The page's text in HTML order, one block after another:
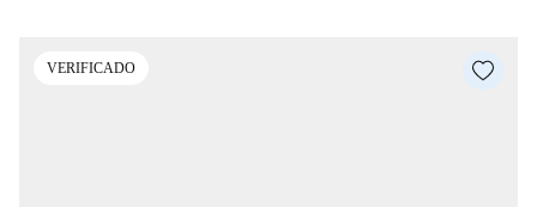
VERIFICADO